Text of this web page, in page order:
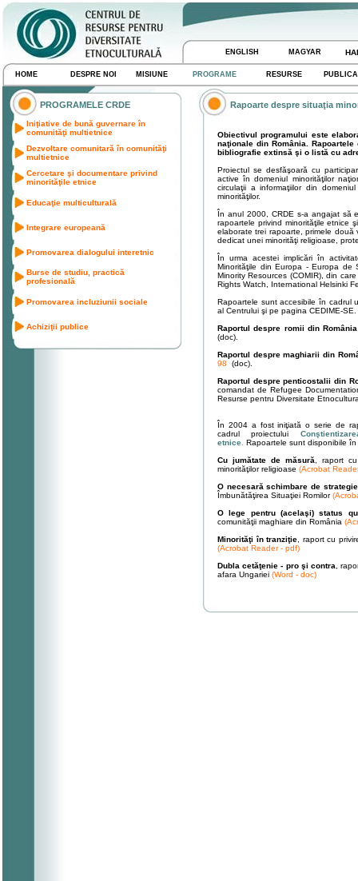
ENGLISH MAGYAR
HOME DESPRE NOI MISIUNE PROGRAME RESURSE
PROGRAMELE CRDE
Iniţiative de bună guvernare în
comunităţi multietnice
Dezvoltare comunitară în comunităţi
multietnice
Cercetare şi documentare privind
minorităţile etnice
Educaţie multiculturală
Integrare europeană
Promovarea dialogului interetnic
Burse de studiu, practică
profesională
Promovarea incluziunii sociale
Achiziţii publice
Rapoarte despre situaţia
Obiectivul programului este
naţionale din România.
bibliografie extinsă şi o listă cu
Proiectul se desfăşoară cu
active în domeniul minorităţilor
circulaţii a informaţiilor din
minorităţilor.
În anul 2000, CRDE s-a angajat să
rapoartele privind minorităţile etnice
elaborate trei rapoarte, primele două
dedicat unei minorităţi religioase,
În urma acestei implicări în
Minorităţile din Europa - Europa de
Minority Resources (COMIR), din
Rights Watch, International Helsinki
Rapoartele sunt accesibile în cadrul
al Centrului şi pe pagina CEDIME-SE.
Raportul despre romii din România
(doc).
Raportul despre maghiarii din
98
(doc).
Raportul despre penticostalii din
comandat deRefugee
Resurse pentru Diversitate
În 2004 a fost iniţiată o serie de
cadrul proiectului
etnice Rapoartele sunt disponibile
Cu jumătate de măsură
, raport
minorităţilor religioase (Acrobat
O necesară schimbare de strategie
Îmbunătăţirea Situaţiei Romilor(
O lege pentru (acelaşi) status
comunităţii maghiare din România
Minorităţi în tranziţie , raport cu
(Acrobat Reader - pdf)
Dubla cetăţenie - pro şi contra ,
afara Ungariei (Word - doc)